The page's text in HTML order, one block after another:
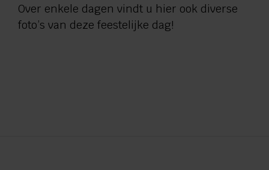
Over enkele dagen vindt u hier ook diverse
foto’s van deze feestelijke dag!